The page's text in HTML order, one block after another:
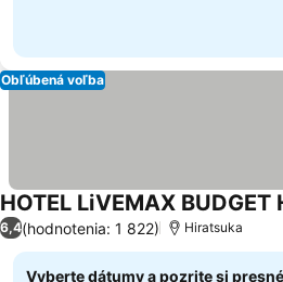
Obľúbená voľba
HOTEL LiVEMAX
6,4(hodnotenia: 1 822) Hiratsuka
Vyberte dátumy a pozrite si